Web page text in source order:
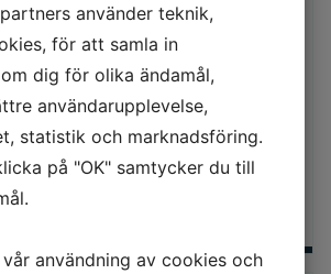
HÖSTKAMPANJ
ALL INCLUSIVE!
Vår bästa höstkampanj
någonsin!Hösten är på
väg, men än är
sommaren inte över!
Vi kryddar
använder teknik,
för att samla in
dig för olika ändamål,
användarupplevelse,
statistik och marknadsföring.
på "OK" samtycker du till
användning av cookies och